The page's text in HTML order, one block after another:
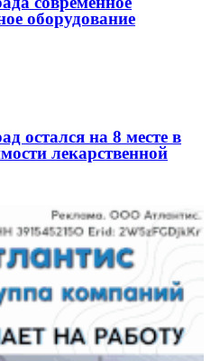
оборудование
остался на 8 месте в
лекарственной